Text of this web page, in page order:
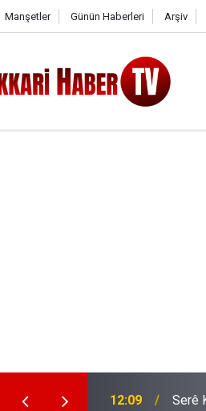
Manşetler Günün Haberleri Arşiv
11:35 AK